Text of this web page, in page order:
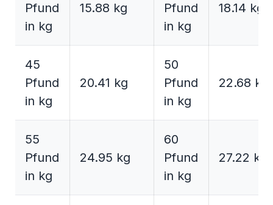
Pfund
in kg
15.88 kg
Pfund
in kg
18.14 kg
45
Pfund
in kg
20.41 kg
50
Pfund
in kg
22.68 kg
55
Pfund
in kg
24.95 kg
60
Pfund
in kg
27.22 kg